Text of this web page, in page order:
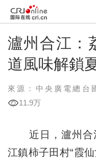
瀘州合江：
道風味解鎖
來源：中央廣電總台
11.9万
近日，瀘州合
江鎮柿子田村“霞